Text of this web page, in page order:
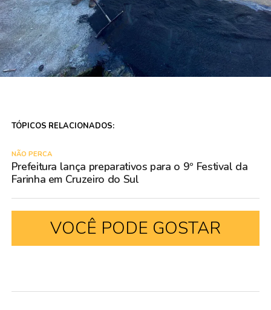
TÓPICOS RELACIONADOS:
NÃO PERCA
Prefeitura lança preparativos para o 9º Festival da
Farinha em Cruzeiro do Sul
VOCÊ PODE GOSTAR